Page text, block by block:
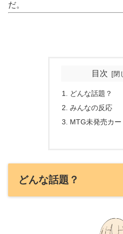
だ。
目次
どんな話題？
みんなの反応
MTG未発売カ
どんな話題？